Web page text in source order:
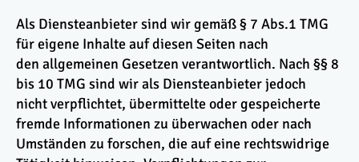
Als Diensteanbieter sind wir gemäß § 7 Abs.1 TMG
für eigene Inhalte auf diesen Seiten nach
den allgemeinen Gesetzen verantwortlich. Nach §§ 8
bis 10 TMG sind wir als Diensteanbieter jedoch
nicht verpflichtet, übermittelte oder gespeicherte
fremde Informationen zu überwachen oder nach
Umständen zu forschen, die auf eine rechtswidrige